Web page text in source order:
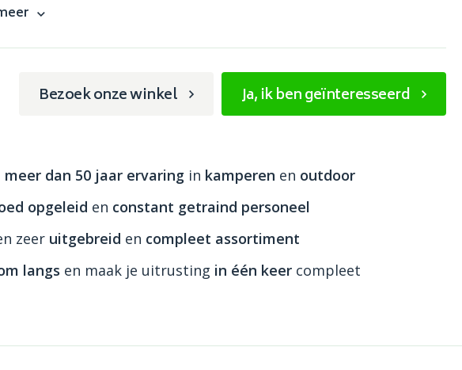
Bezoek onze winkel Ja, ik ben geïnteresseerd
meer dan 50 jaar ervaring in kamperen en outdoor
opgeleid en constant getraind personeel
zeer uitgebreid en compleet assortiment
langs en maak je uitrusting in één keer compleet